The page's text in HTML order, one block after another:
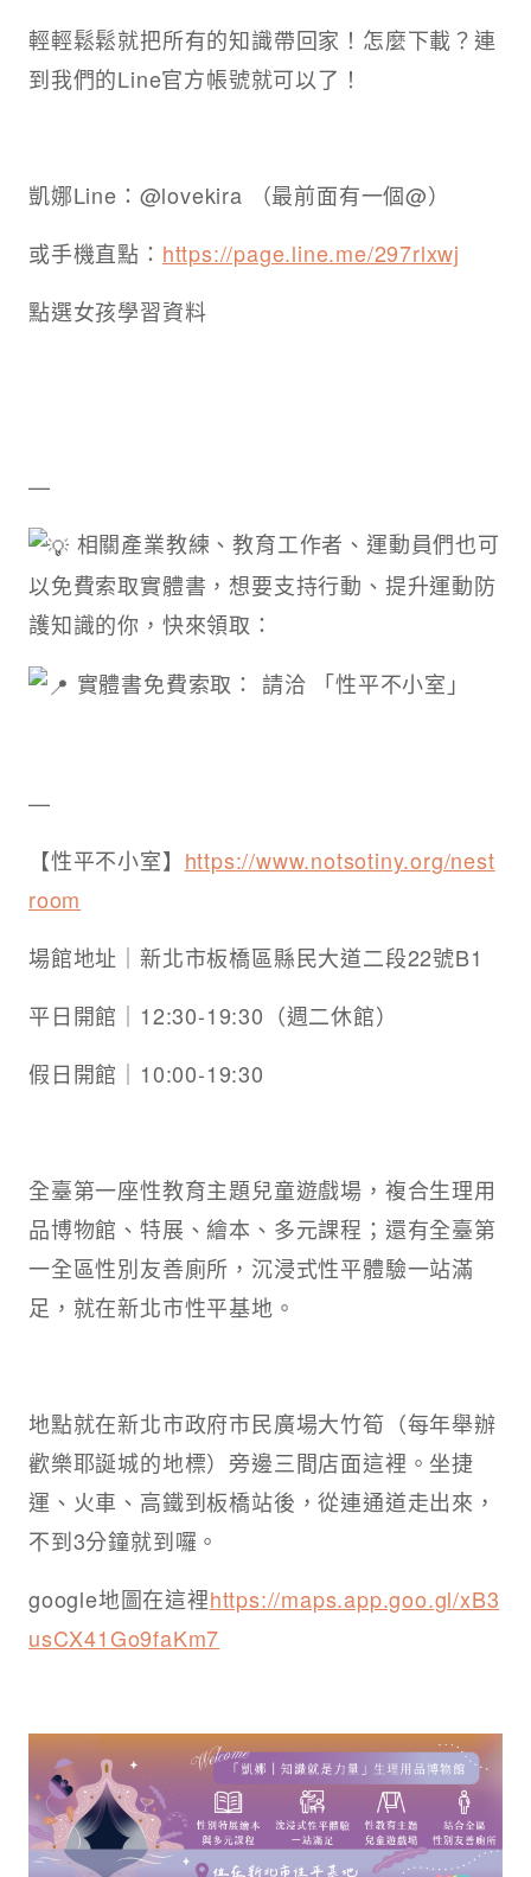
輕輕鬆鬆就把所有的知識帶回家！怎麼下載？連
到我們的Line官方帳號就可以了！
凱娜Line：@lovekira （最前面有一個@）
或手機直點： https://page.line.me/297rlxwj
點選女孩學習資料
—
相關產業教練、教育工作者、運動員們也可
以免費索取實體書，想要支持行動、提升運動防
護知識的你，快來領取：
實體書免費索取： 請洽 「性平不小室」
—
【性平不小室】 https://www.notsotiny.org/nest
room
場館地址｜新北市板橋區縣民大道二段22號B1
平日開館｜12:30-19:30（週二休館）
假日開館｜10:00-19:30
全臺第一座性教育主題兒童遊戲場，複合生理用
品博物館、特展、繪本、多元課程；還有全臺第
一全區性別友善廁所，沉浸式性平體驗一站滿
足，就在新北市性平基地。
地點就在新北市政府市民廣場大竹筍（每年舉辦
歡樂耶誕城的地標）旁邊三間店面這裡。坐捷
運、火車、高鐵到板橋站後，從連通道走出來，
不到3分鐘就到囉。
google地圖在這裡https://maps.app.goo.gl/xB3
usCX41Go9faKm7